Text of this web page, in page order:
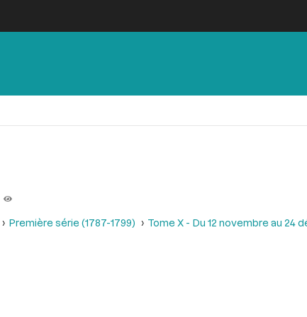
Première série (1787-1799) Tome X - Du 12 novembre au 24